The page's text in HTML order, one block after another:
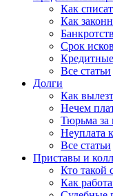
Как
Как
Срок
Все статьи
Долги
Как
Нечем
Тюрьма за
Неуплата
Все статьи
Приставы и
Кто такой
Как